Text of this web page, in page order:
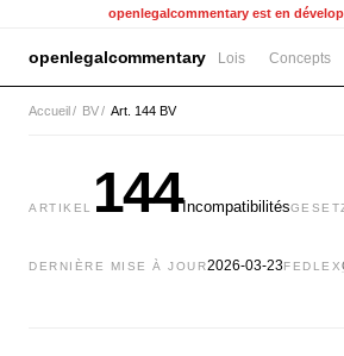
openlegalcommentary est en
openlegalcommentary Lois Concepts
Accueil/ BV/ Art. 144 BV
ARTIKEL 144Incompatibilités
DERNIÈRE MISE À JOUR2026-03-23FEDLEX